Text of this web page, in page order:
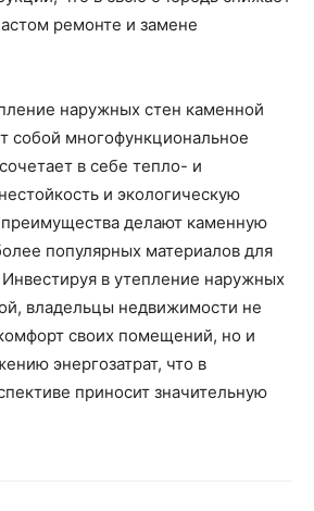
ремонте и замене
наружных стен каменной
собой многофункциональное
в себе тепло- и
и экологическую
преимущества делают каменную
популярных материалов для
в утепление наружных
владельцы недвижимости не
своих помещений, но и
энергозатрат, что в
приносит значительную